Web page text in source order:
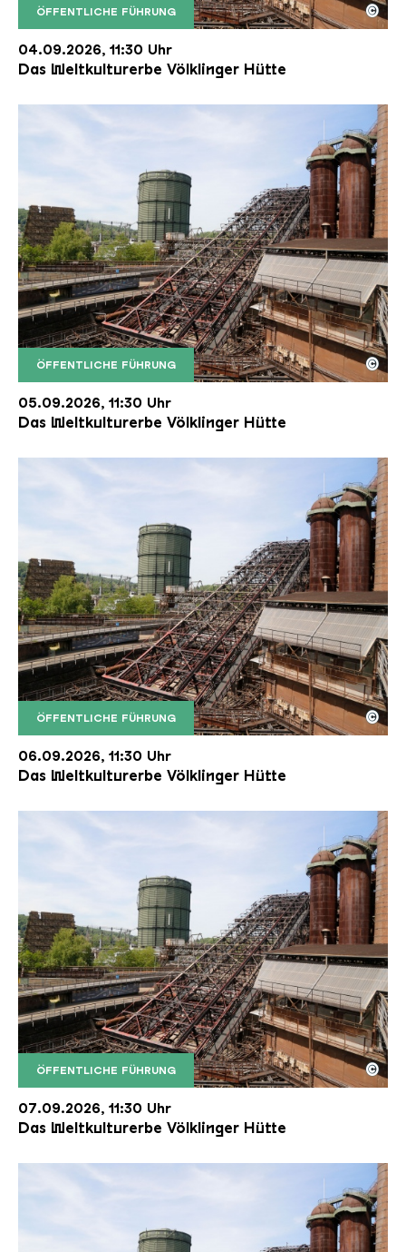
ÖFFENTLICHE FÜHRUNG
Der Erzschrägaufzug der Völklinger Hütte mit
Copyright: Weltkulturerbe Völklinger Hütte | Karl
©
04.09.2026, 11:30 Uhr
Das Weltkulturerbe Völklinger Hütte
ÖFFENTLICHE FÜHRUNG
Der Erzschrägaufzug der Völklinger Hütte mit
Copyright: Weltkulturerbe Völklinger Hütte | Karl
©
05.09.2026, 11:30 Uhr
Das Weltkulturerbe Völklinger Hütte
ÖFFENTLICHE FÜHRUNG
Der Erzschrägaufzug der Völklinger Hütte mit
Copyright: Weltkulturerbe Völklinger Hütte | Karl
©
06.09.2026, 11:30 Uhr
Das Weltkulturerbe Völklinger Hütte
ÖFFENTLICHE FÜHRUNG
Der Erzschrägaufzug der Völklinger Hütte mit
Copyright: Weltkulturerbe Völklinger Hütte | Karl
©
07.09.2026, 11:30 Uhr
Das Weltkulturerbe Völklinger Hütte